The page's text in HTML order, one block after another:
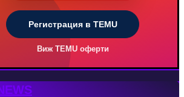
Регистрация в TEMU
Виж TEMU оферти